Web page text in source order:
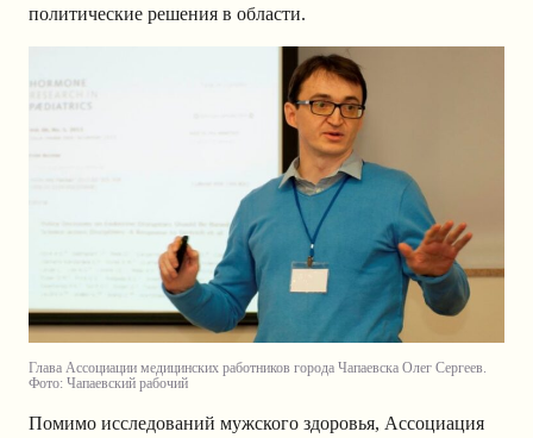
политические решения в области.
Глава Ассоциации медицинских работников города Чапаевска Олег Сергеев.
Фото: Чапаевский рабочий
Помимо исследований мужского здоровья, Ассоциация